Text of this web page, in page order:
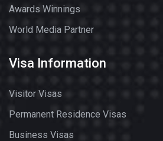
Awards Winnings
World Media Partner
Visa Information
Visitor Visas
Permanent Residence Visas
Business Visas